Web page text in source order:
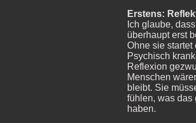
Erstens:
Ich glaube,
überhaupt erst
Ohne sie startet
Psychisch
Reflexion
Menschen
bleibt. Sie
fühlen, was das
haben.